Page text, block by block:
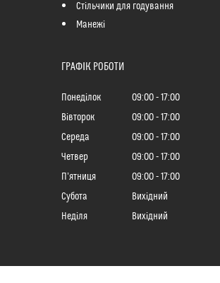
Стільчики для годування
Манежі
ГРАФІК РОБОТИ
Понеділок 09:00
17:00
Вівторок
09:00
17:00
Середа
09:00
17:00
Четвер
09:00
17:00
Пʼятниця
09:00
17:00
Субота
Вихідний
Неділя
Вихідний